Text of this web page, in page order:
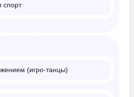
спорт
(игро-танцы)